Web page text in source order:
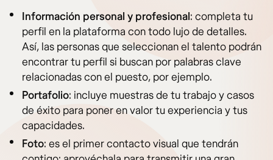
Información personal y profesional: completa tu
perfil en la plataforma con todo lujo de detalles.
Así, las personas que seleccionan el talento podrán
encontrar tu perfil si buscan por palabras clave
relacionadas con el puesto, por ejemplo.
Portafolio: incluye muestras de tu trabajo y casos
de éxito para poner en valor tu experiencia y tus
capacidades.
Foto: es el primer contacto visual que tendrán